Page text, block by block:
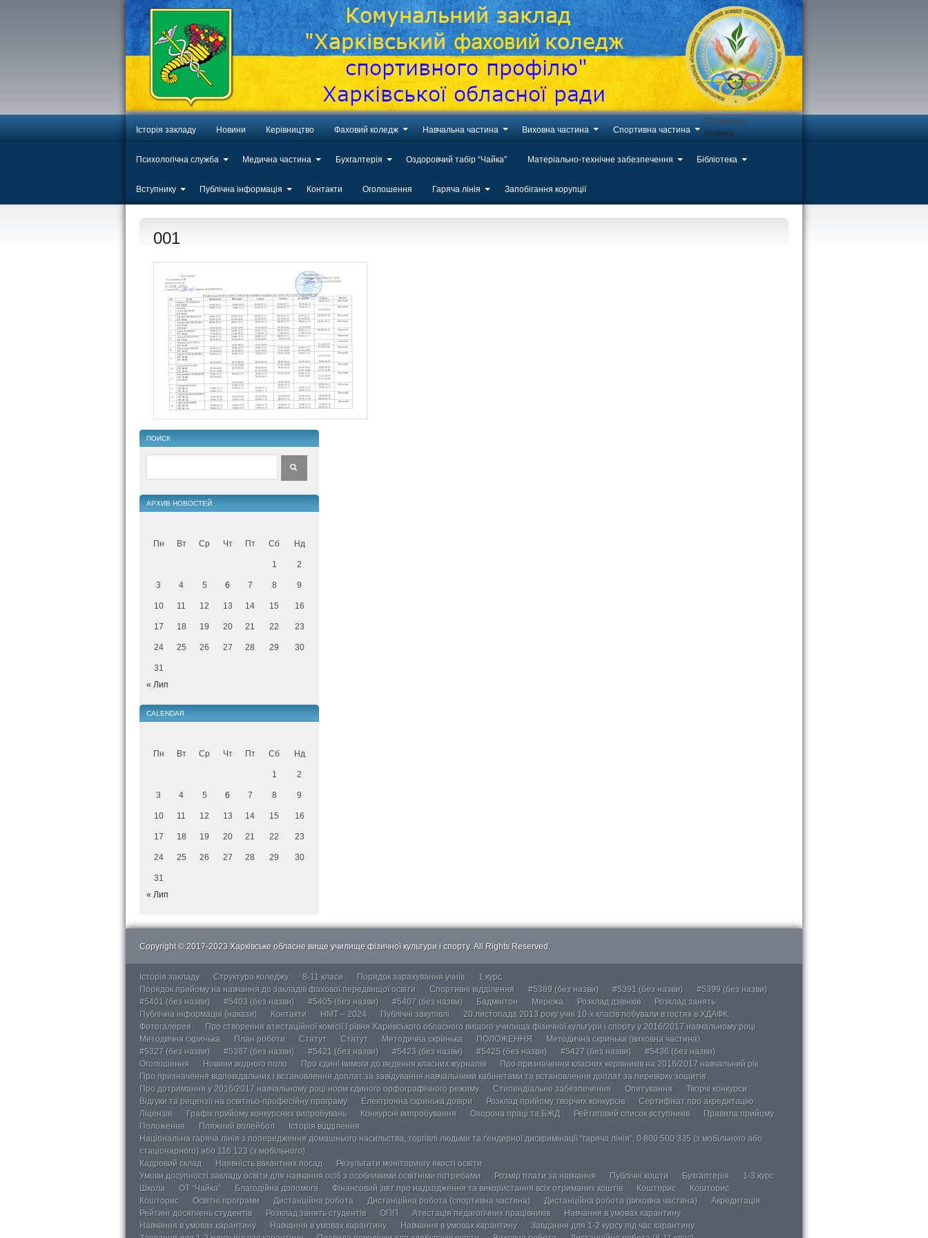
Історія закладу Новини Керівництво Фаховий коледж Навчальна частина Виховна частина Спортивна частина
Психологічна служба Медична частина Бухгалтерія Оздоровчий табір “Чайка” Матеріально-технічне забезпечення Бібліотека
Вступнику Публічна інформація Контакти Оголошення Гаряча лінія Запобігання корупції
Categories
Новини
001
ПОИСК
АРХИВ НОВОСТЕЙ
Пн Вт Ср Чт Пт Сб Нд
1 2
3 4 5 6 7 8 9
10 11 12 13 14 15 16
17 18 19 20 21 22 23
24 25 26 27 28 29 30
31
« Лип
CALENDAR
Пн Вт Ср Чт Пт Сб Нд
1 2
3 4 5 6 7 8 9
10 11 12 13 14 15 16
17 18 19 20 21 22 23
24 25 26 27 28 29 30
31
« Лип
Copyright © 2017-2023 Харківське обласне вище училище фізичної культури і спорту. All Rights Reserved.
Історія закладу Структура коледжу 8-11 класи Порядок зарахування учнів
1 курс
Порядок прийому на навчання до закладів фахової передвищої освіти
Спортивні відділення #5389 (без назви) #5391 (без назви)
#5399 (без назви)
#5401 (без назви)
#5403 (без назви) #5405 (без назви) #5407 (без назви) Бадмінтон Мережа Розклад дзвінків
Розклад занять
Публічна інформація (накази)
Контакти НМТ – 2024 Публічні закупівлі
20 листопада 2013 року учні 10-х класів побували в гостях в ХДАФК.
Фотогалерея
Про створення атестаційної комісії І рівня Харківського обласного вищого училища фізичної культури і спорту у 2016/2017 навчальному році
Методична скринька
План роботи Статут Статут Методична скринька ПОЛОЖЕННЯ
Методична скринька (виховна частина)
#5327 (без назви)
#5387 (без назви) #5421 (без назви) #5423 (без назви) #5425 (без назви) #5427 (без назви)
#5436 (без назви)
Оголошення
Новини водного поло Про єдині вимоги до ведення класних журналів
Про призначення класних керівників на 2016/2017 навчальний рік
Про призначення відповідальних і встановлення доплат за завідування навчальними кабінетами та встановлення доплат за перевірку зошитів
Про дотримання у 2016/2017 навчальному році норм єдиного орфографічного режиму
Стипендіальне забезпечення Опитування
Творчі конкурси
Відгуки та рецензії на освітньо-професійну програму
Електронна скринька довіри Розклад прийому творчих конкурсів
Сертифікат про акредитацію
Ліцензія
Графік прийому конкурсних випробувань Конкурсні випробування Охорона праці та БЖД Рейтиговий список вступників
Правила прийому
Положення
Пляжний волейбол
Історія відділення
Національна гаряча лінія з попередження домашнього насильства, торгівлі людьми та ґендерної дискримінації “гаряча лінія”, 0 800 500 335 (з мобільного або
стаціонарного) або 116 123 (з мобільного)
Кадровий склад
Наявність вакантних посад
Результати моніторингу якості освіти
Умови досупності закладу освіти для навчання осіб з особливими освітніми потребами
Розмір плати за навчання Публічні кошти Бухгалтерія
1-3 курс
Школа
ОТ “Чайка” Благодійна допомога Фінансовий звіт про надходження та використання всіх отриманих коштів Кошторис
Кошторис
Кошторис
Освітні програми Дистанційна робота Дистанційна робота (спортивна частина) Дистанційна робота (виховна частина)
Акредитація
Рейтинг досягнень студентів
Розклад занять студентів ОПП Атестація педагогічних працівників
Навчання в умовах карантину
Навчання в умовах карантину
Навчання в умовах карантину Навчання в умовах карантину
Завдання для 1-2 курсу під час карантину